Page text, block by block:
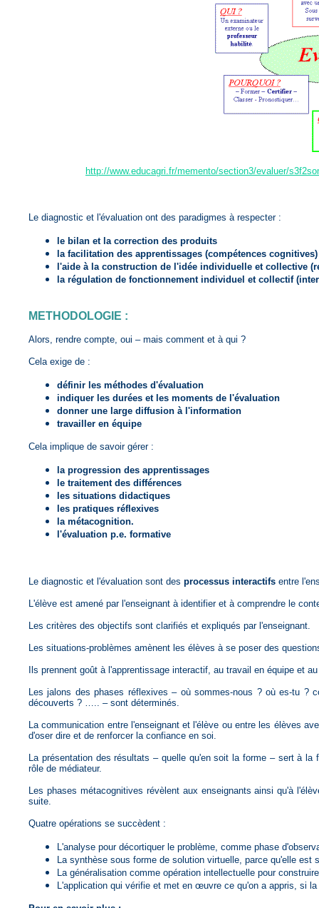
http://www.educagri.fr/memento/section3/evaluer/
Le diagnostic et l'évaluation ont des paradigmes à respecter :
le bilan et la correction des produits
la facilitation des apprentissages (compétences cognitives)
l'aide à la construction de l'idée individuelle et collective
la régulation de fonctionnement individuel et collectif
METHODOLOGIE :
Alors, rendre compte, oui – mais comment et à qui ?
Cela exige de :
définir les méthodes d'évaluation
indiquer les durées et les moments de l'évaluation
donner une large diffusion à l'information
travailler en équipe
Cela implique de savoir gérer :
la progression des apprentissages
le traitement des différences
les situations didactiques
les pratiques réflexives
la métacognition.
l'évaluation p.e. formative
Le diagnostic et l'évaluation sont des processus interactifs entre
L'élève est amené par l'enseignant à identifier et à comprendre le
Les critères des objectifs sont clarifiés et expliqués par l'enseignant.
Les situations-problèmes amènent les élèves à se poser des
Ils prennent goût à l'apprentissage interactif, au travail en équipe et
Les jalons des phases réflexives – où sommes-nous ? où es-tu ?
découverts ? ….. – sont déterminés.
La communication entre l'enseignant et l'élève ou entre les élèves
d'oser dire et de renforcer la confiance en soi.
La présentation des résultats – quelle qu'en soit la forme – sert à
rôle de médiateur.
Les phases métacognitives révèlent aux enseignants ainsi qu'à
suite.
Quatre opérations se succèdent :
L'analyse pour décortiquer le problème, comme phase
La synthèse sous forme de solution virtuelle, parce qu'elle
La généralisation comme opération intellectuelle pour
L'application qui vérifie et met en œuvre ce qu'on a appris, si